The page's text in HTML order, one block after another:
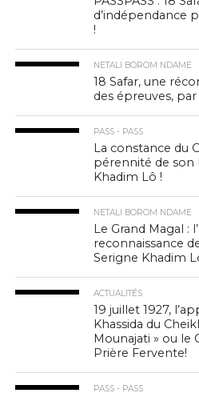
d’indépendance
!
NETALI BOROM NDAME
18 Safar, une
des épreuves,
PASS - PASS
La constance du
pérennité de son
Khadim Lô !
NETALI BOROM NDAME
Le Grand Magal :
reconnaissance
Serigne Khadim
ACTUALITÉS
19 juillet 1927,
Khassida du
Mounajati » ou le
Prière Fervente!
PASS - PASS